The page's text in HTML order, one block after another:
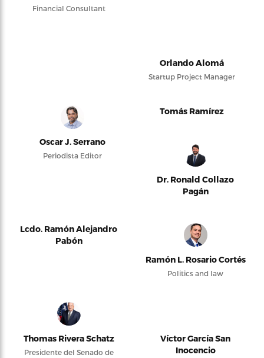
Financial Consultant
Orlando Alomá
Startup Project Manager
Oscar J. Serrano
Periodista Editor
Tomás Ramírez
Dr. Ronald Collazo
Pagán
Lcdo. Ramón Alejandro
Pabón
Ramón L. Rosario Cortés
Politics and law
Thomas Rivera Schatz
Presidente del Senado de
Víctor García San
Inocencio